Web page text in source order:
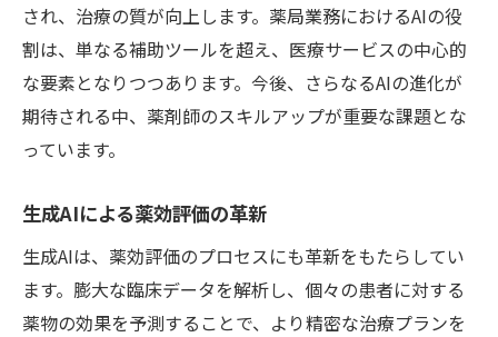
され、治療の質が向上します。薬局業務におけるAIの役
割は、単なる補助ツールを超え、医療サービスの中心的
な要素となりつつあります。今後、さらなるAIの進化が
期待される中、薬剤師のスキルアップが重要な課題とな
っています。
生成AIによる薬効評価の革新
生成AIは、薬効評価のプロセスにも革新をもたらしてい
ます。膨大な臨床データを解析し、個々の患者に対する
薬物の効果を予測することで、より精密な治療プランを